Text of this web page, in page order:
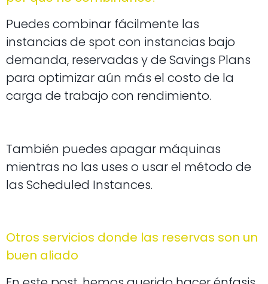
Puedes combinar fácilmente las
instancias de spot con instancias bajo
demanda, reservadas y de Savings Plans
para optimizar aún más el costo de la
carga de trabajo con rendimiento.
También puedes apagar máquinas
mientras no las uses o usar el método de
las Scheduled Instances.
Otros servicios donde las reservas son un
buen aliado